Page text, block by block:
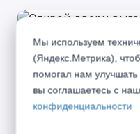
Мы используем
(Яндекс.Метрика),
помогал нам
вы соглашаетесь с
конфиденциальности